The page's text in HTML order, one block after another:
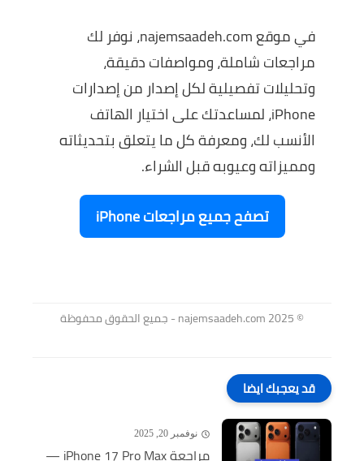
في موقعnajemsaadeh.com، نوفر لك
مراجعات شاملة، ومواصفات دقيقة،
وتحليلات تفصيلية لكل إصدار من إصدارات
iPhone، لمساعدتك على اختيار الهاتف
الأنسب لك، ومعرفة كل ما يتعلق بتحديثاته
ومميزاته وعيوبه قبل الشراء.
تصفح جميع مراجعات iPhone
© 2025 najemsaadeh.com - جميع الحقوق محفوظة
قد يعجبك ايضا
نوفمبر 20, 2025
مراجعة iPhone 17 Pro Max —